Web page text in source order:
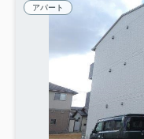
アパート